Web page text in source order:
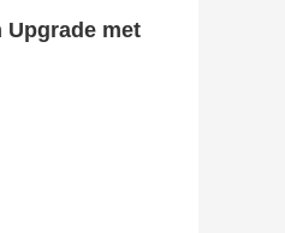
Upgrade met